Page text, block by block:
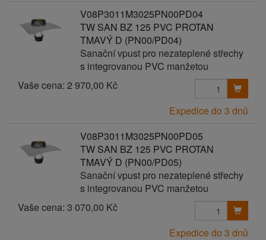
V08P3011M3025PN00PD04
TW SAN BZ 125 PVC PROTAN
TMAVÝ D (PN00/PD04)
Sanační vpust pro nezateplené střechy
s integrovanou PVC manžetou
Vaše cena: 2 970,00 Kč
Expedice do 3 dnů
V08P3011M3025PN00PD05
TW SAN BZ 125 PVC PROTAN
TMAVÝ D (PN00/PD05)
Sanační vpust pro nezateplené střechy
s integrovanou PVC manžetou
Vaše cena: 3 070,00 Kč
Expedice do 3 dnů